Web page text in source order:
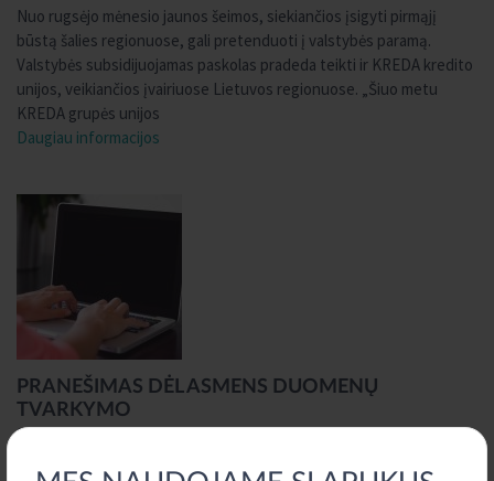
Nuo rugsėjo mėnesio jaunos šeimos, siekiančios įsigyti pirmąjį
būstą šalies regionuose, gali pretenduoti į valstybės paramą.
Valstybės subsidijuojamas paskolas pradeda teikti ir KREDA kredito
unijos, veikiančios įvairiuose Lietuvos regionuose. „Šiuo metu
KREDA grupės unijos
Daugiau informacijos
PRANEŠIMAS DĖL ASMENS DUOMENŲ
TVARKYMO
2018 m. gegužės 21 d.
Nuo šių metų gegužės 25 d. įsigalioja bendrasis duomenų apsaugos